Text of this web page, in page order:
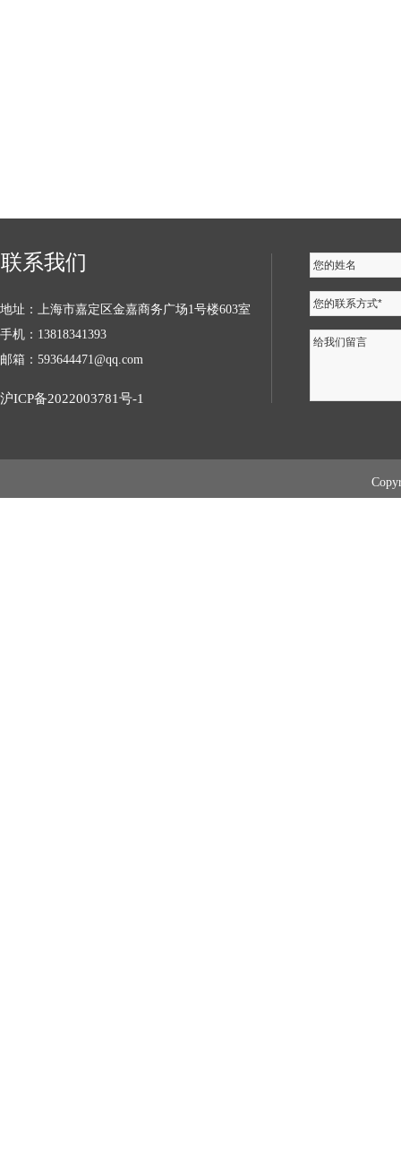
沪ICP备2022003781号-1
您的姓名
您的联系方式*
给我们留言
联系我们
地址：上海市嘉定区金嘉商务广场1号楼603室
手机：13818341393
邮箱：593644471@qq.com